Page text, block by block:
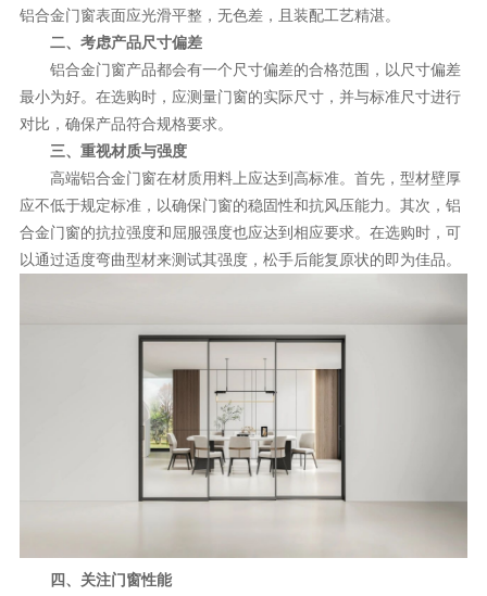
铝合金门窗表面应光滑平整，无色差，且装配工艺精湛。
二、考虑产品尺寸偏差
铝合金门窗产品都会有一个尺寸偏差的合格范围，以尺寸偏差
最小为好。在选购时，应测量门窗的实际尺寸，并与标准尺寸进行
对比，确保产品符合规格要求。
三、重视材质与强度
高端铝合金门窗在材质用料上应达到高标准。首先，型材壁厚
应不低于规定标准，以确保门窗的稳固性和抗风压能力。其次，铝
合金门窗的抗拉强度和屈服强度也应达到相应要求。在选购时，可
以通过适度弯曲型材来测试其强度，松手后能复原状的即为佳品。
四、关注门窗性能